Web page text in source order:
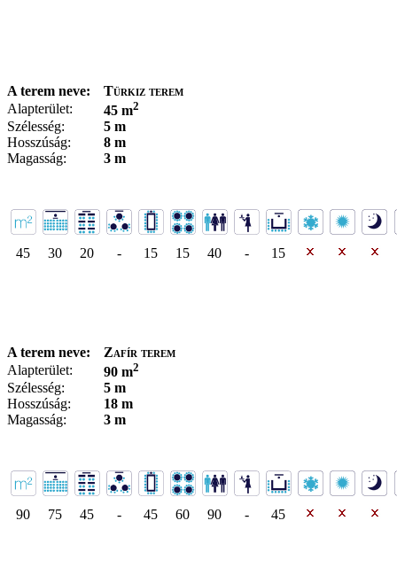
A terem neve:
Türkiz terem
Alapterület:
45 m2
Szélesség:
5 m
Hosszúság:
8 m
Magasság:
3 m
45 30 20 - 15 15 40 - 15
A terem neve:
Zafír terem
Alapterület:
90 m2
Szélesség:
5 m
Hosszúság:
18 m
Magasság:
3 m
90 75 45 - 45 60 90 - 45